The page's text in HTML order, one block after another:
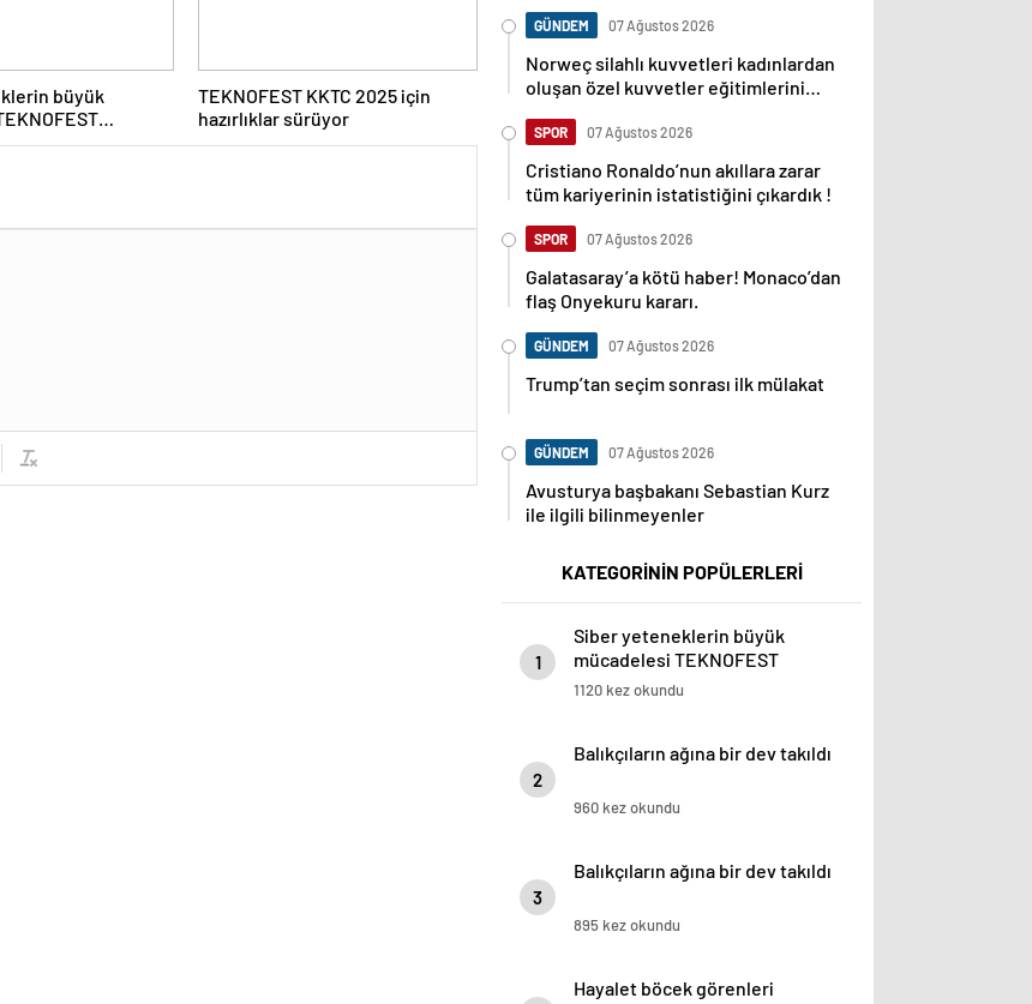
büyük
TEKNOFEST KKTC 2025 için
hazırlıklar sürüyor
GÜNDEM 07 Ağustos 2026
Norweç silahlı kuvvetleri kadınlardan
oluşan özel kuvvetler eğitimlerini
SPOR 07 Ağustos 2026
Cristiano Ronaldo’nun akıllara zarar
tüm kariyerinin istatistiğini çıkardık !
SPOR 07 Ağustos 2026
Galatasaray’a kötü haber! Monaco’dan
flaş Onyekuru kararı.
GÜNDEM 07 Ağustos 2026
Trump’tan seçim sonrası ilk mülakat
GÜNDEM 07 Ağustos 2026
Avusturya başbakanı Sebastian Kurz
ile ilgili bilinmeyenler
KATEGORİNİN POPÜLERLERİ
1
Siber yeteneklerin büyük
mücadelesi TEKNOFEST
HackMasters’da
1120 kez okundu
2
Balıkçıların ağına bir dev takıldı
960 kez okundu
3
Balıkçıların ağına bir dev takıldı
895 kez okundu
Hayalet böcek görenleri